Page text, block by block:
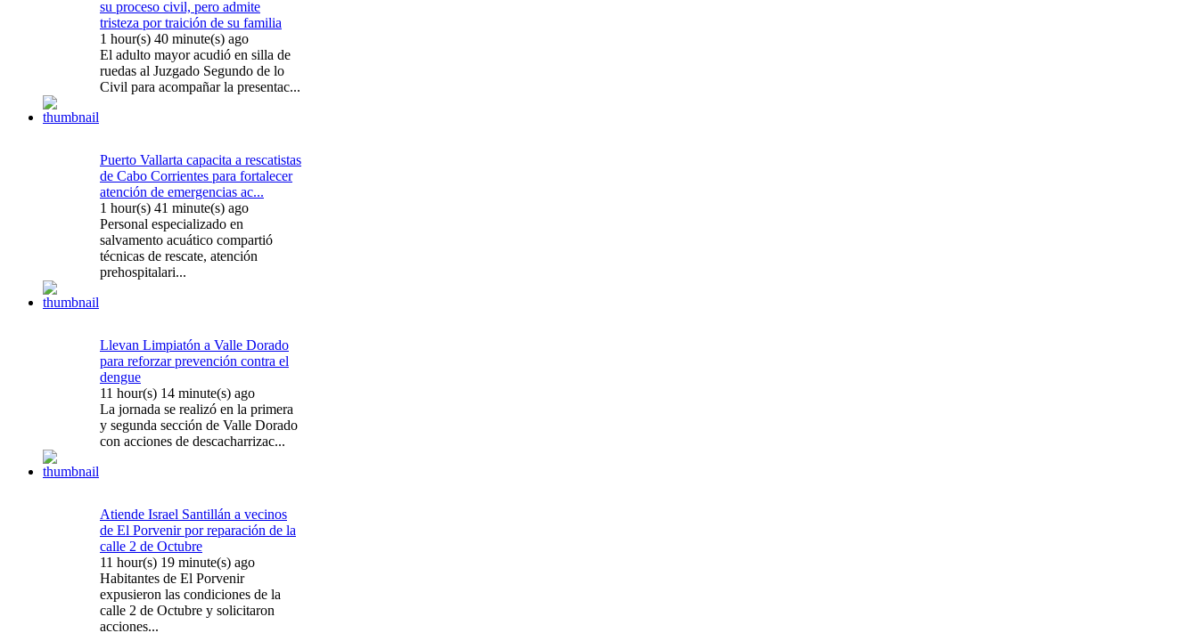
su proceso civil, pero admite
tristeza por traición de su familia
1 hour(s) 40 minute(s) ago
El adulto mayor acudió en silla de
ruedas al Juzgado Segundo de lo
Civil para acompañar la presentac...
Puerto Vallarta capacita a rescatistas
de Cabo Corrientes para fortalecer
atención de emergencias ac...
1 hour(s) 41 minute(s) ago
Personal especializado en
salvamento acuático compartió
técnicas de rescate, atención
prehospitalari...
Llevan Limpiatón a Valle Dorado
para reforzar prevención contra el
dengue
11 hour(s) 14 minute(s) ago
La jornada se realizó en la primera
y segunda sección de Valle Dorado
con acciones de descacharrizac...
Atiende Israel Santillán a vecinos
de El Porvenir por reparación de la
calle 2 de Octubre
11 hour(s) 19 minute(s) ago
Habitantes de El Porvenir
expusieron las condiciones de la
calle 2 de Octubre y solicitaron
acciones...